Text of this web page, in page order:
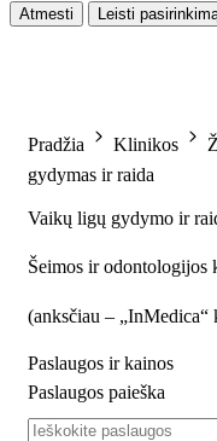
Atmesti Leisti
Pradžia Klinikos
gydymas ir raida
Vaikų ligų gydymo ir
Šeimos ir odontologijos
(anksčiau – „InMedica“
Paslaugos ir kainos
Paslaugos paieška